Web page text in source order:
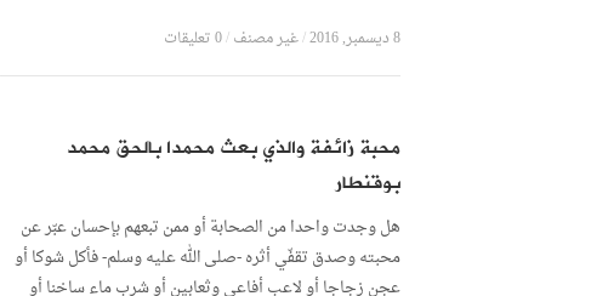
8 ديسمبر, 2016 /غير مصنف/0 تعليقات
محبة زائفة والذي بعث محمدا بالحق محمد
بوقنطار
هل وجدت واحدا من الصحابة أو ممن تبعهم بإحسان عبّر عن
محبته وصدق تقفّي أثره -صلى الله عليه وسلم- فأكل شوكا أو
عجن زجاجا أو لاعب أفاعي وثعابين أو شرب ماء ساخنا أو